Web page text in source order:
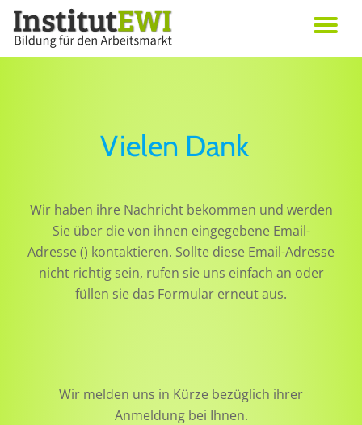
Skip
to
Vielen Dank
Wir haben ihre Nachricht bekommen und werden
Sie über die von ihnen eingegebene Email-
Adresse () kontaktieren. Sollte diese Email-Adresse
nicht richtig sein, rufen sie uns einfach an oder
füllen sie das Formular erneut aus.
Wir melden uns in Kürze bezüglich ihrer
Anmeldung bei Ihnen.